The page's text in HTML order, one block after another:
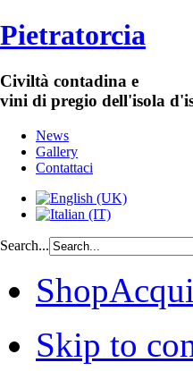
Pietratorcia
Civiltà contadina e
vini di pregio dell'isola
News
Gallery
Contattaci
Search...
Shop
Skip to